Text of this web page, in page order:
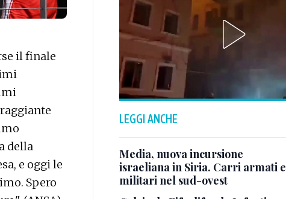
il finale
della
e oggi le
Spero
LEGGI ANCHE
Media, nuova incursione
israeliana in Siria. Carri armati e
militari nel sud-ovest